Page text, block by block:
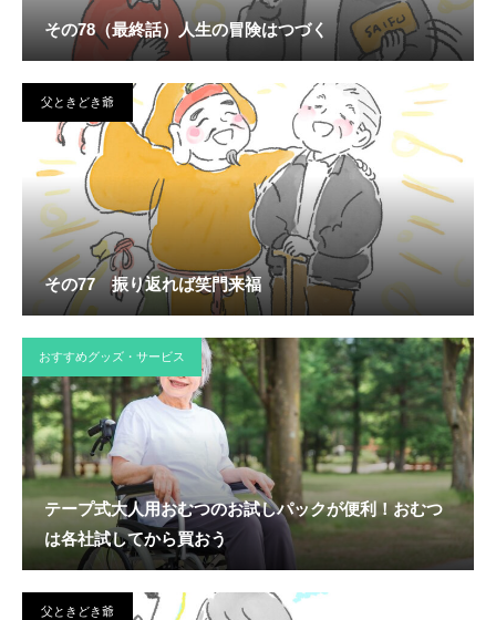
その78（最終話）人生の冒険はつづく
父ときどき爺
その77 振り返れば笑門来福
おすすめグッズ・サービス
テープ式大人用おむつのお試しパックが便利！おむつ
は各社試してから買おう
父ときどき爺